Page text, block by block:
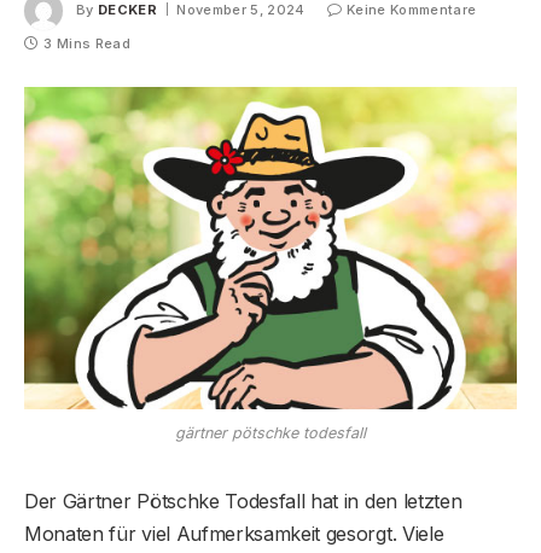
By DECKER November 5, 2024
Keine Kommentare
3 Mins Read
gärtner pötschke todesfall
Der Gärtner Pötschke Todesfall hat in den letzten
Monaten für viel Aufmerksamkeit gesorgt. Viele